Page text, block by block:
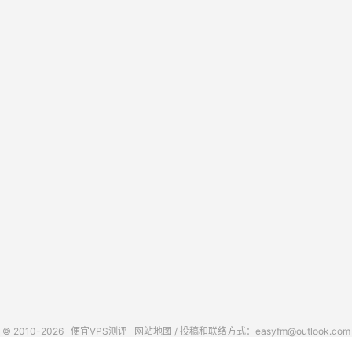
© 2010-2026 便宜VPS测评 网站地图 / 投稿和联络方式：easyfm@outlook.com